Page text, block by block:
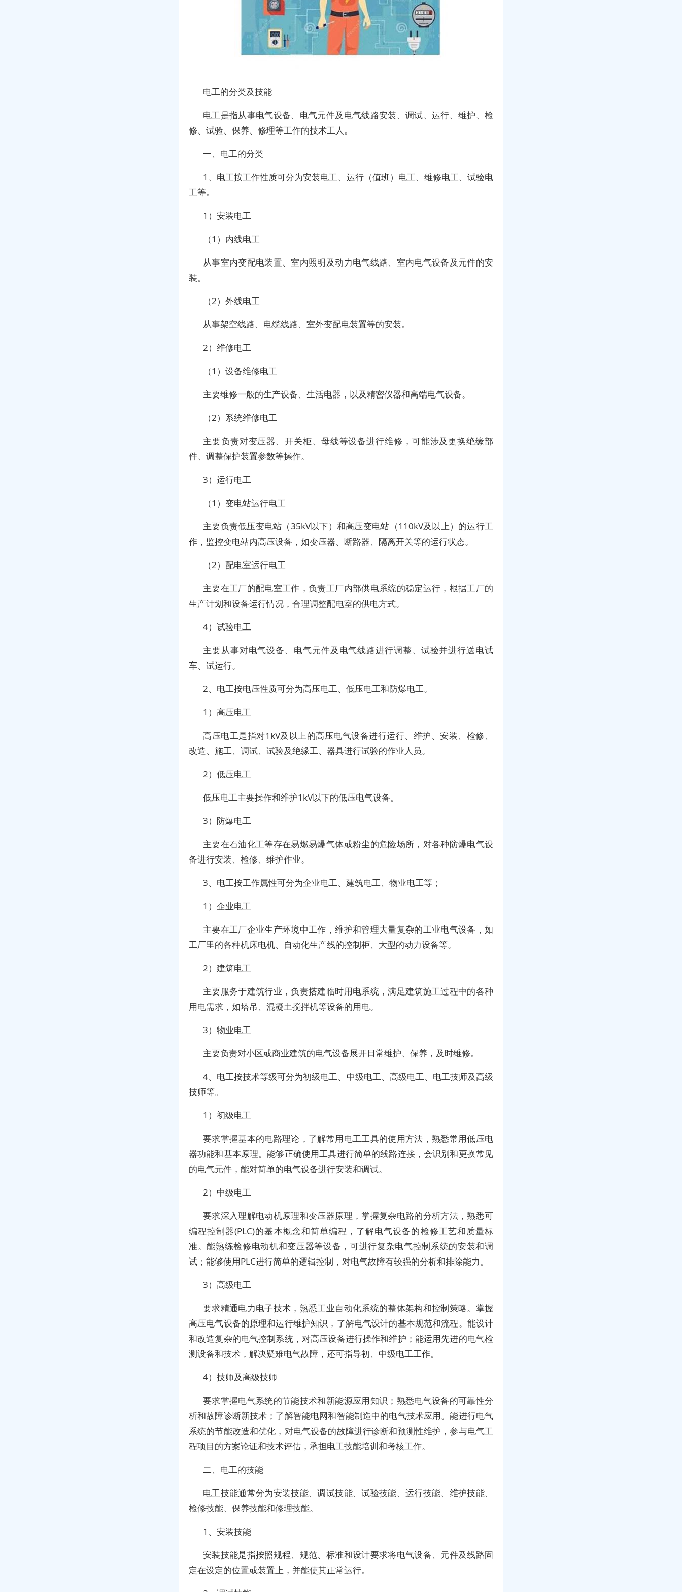
电工的分类及技能
电工是指从事电气设备、电气元件及电气线路安装、调试、运行、维护、检
修、试验、保养、修理等工作的技术工人。
一、电工的分类
1、电工按工作性质可分为安装电工、运行（值班）电工、维修电工、试验电
工等。
1）安装电工
（1）内线电工
从事室内变配电装置、室内照明及动力电气线路、室内电气设备及元件的安
装。
（2）外线电工
从事架空线路、电缆线路、室外变配电装置等的安装。
2）维修电工
（1）设备维修电工
主要维修一般的生产设备、生活电器，以及精密仪器和高端电气设备。
（2）系统维修电工
主要负责对变压器、开关柜、母线等设备进行维修，可能涉及更换绝缘部
件、调整保护装置参数等操作。
3）运行电工
（1）变电站运行电工
主要负责低压变电站（35kV以下）和高压变电站（110kV及以上）的运行工
作，监控变电站内高压设备，如变压器、断路器、隔离开关等的运行状态。
（2）配电室运行电工
主要在工厂的配电室工作，负责工厂内部供电系统的稳定运行，根据工厂的
生产计划和设备运行情况，合理调整配电室的供电方式。
4）试验电工
主要从事对电气设备、电气元件及电气线路进行调整、试验并进行送电试
车、试运行。
2、电工按电压性质可分为高压电工、低压电工和防爆电工。
1）高压电工
高压电工是指对1kV及以上的高压电气设备进行运行、维护、安装、检修、
改造、施工、调试、试验及绝缘工、器具进行试验的作业人员。
2）低压电工
低压电工主要操作和维护1kV以下的低压电气设备。
3）防爆电工
主要在石油化工等存在易燃易爆气体或粉尘的危险场所，对各种防爆电气设
备进行安装、检修、维护作业。
3、电工按工作属性可分为企业电工、建筑电工、物业电工等；
1）企业电工
主要在工厂企业生产环境中工作，维护和管理大量复杂的工业电气设备，如
工厂里的各种机床电机、自动化生产线的控制柜、大型的动力设备等。
2）建筑电工
主要服务于建筑行业，负责搭建临时用电系统，满足建筑施工过程中的各种
用电需求，如塔吊、混凝土搅拌机等设备的用电。
3）物业电工
主要负责对小区或商业建筑的电气设备展开日常维护、保养，及时维修。
4、电工按技术等级可分为初级电工、中级电工、高级电工、电工技师及高级
技师等。
1）初级电工
要求掌握基本的电路理论，了解常用电工工具的使用方法，熟悉常用低压电
器功能和基本原理。能够正确使用工具进行简单的线路连接，会识别和更换常见
的电气元件，能对简单的电气设备进行安装和调试。
2）中级电工
要求深入理解电动机原理和变压器原理，掌握复杂电路的分析方法，熟悉可
编程控制器(PLC)的基本概念和简单编程，了解电气设备的检修工艺和质量标
准。能熟练检修电动机和变压器等设备，可进行复杂电气控制系统的安装和调
试；能够使用PLC进行简单的逻辑控制，对电气故障有较强的分析和排除能力。
3）高级电工
要求精通电力电子技术，熟悉工业自动化系统的整体架构和控制策略。掌握
高压电气设备的原理和运行维护知识，了解电气设计的基本规范和流程。能设计
和改造复杂的电气控制系统，对高压设备进行操作和维护；能运用先进的电气检
测设备和技术，解决疑难电气故障，还可指导初、中级电工工作。
4）技师及高级技师
要求掌握电气系统的节能技术和新能源应用知识；熟悉电气设备的可靠性分
析和故障诊断新技术；了解智能电网和智能制造中的电气技术应用。能进行电气
系统的节能改造和优化，对电气设备的故障进行诊断和预测性维护，参与电气工
程项目的方案论证和技术评估，承担电工技能培训和考核工作。
二、电工的技能
电工技能通常分为安装技能、调试技能、试验技能、运行技能、维护技能、
检修技能、保养技能和修理技能。
1、安装技能
安装技能是指按照规程、规范、标准和设计要求将电气设备、元件及线路固
定在设定的位置或装置上，并能使其正常运行。